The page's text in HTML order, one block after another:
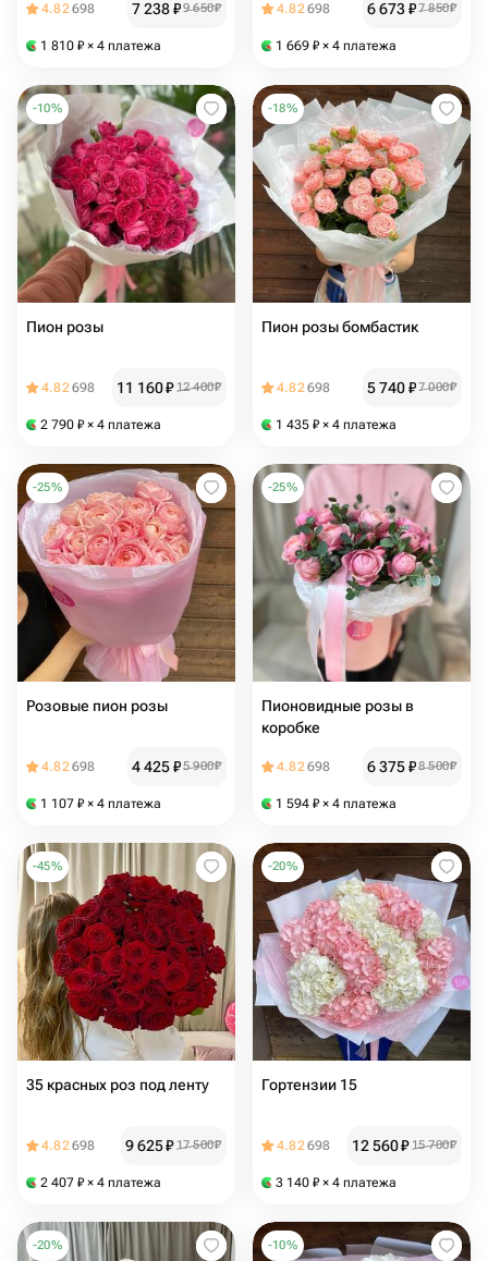
4.82698 7 238₽9 650₽
1 810 ₽ × 4 платежа
4.82698 6 673₽7 850₽
1 669 ₽ × 4 платежа
-10%
Пион розы
4.82698 11 160₽ 12 400₽
2 790 ₽ × 4 платежа
-18%
Пион розы бомбастик
4.82698 5 740₽7 000₽
1 435 ₽ × 4 платежа
-25%
Розовые пион розы
4.82698 4 425₽5 900₽
1 107 ₽ × 4 платежа
-25%
Пионовидные розы в
коробке
4.82698 6 375₽8 500₽
1 594 ₽ × 4 платежа
-45%
35 красных роз под ленту
4.82698 9 625₽ 17 500₽
2 407 ₽ × 4 платежа
-20%
Гортензии 15
4.82698 12 560₽ 15 700₽
3 140 ₽ × 4 платежа
-20% -10%